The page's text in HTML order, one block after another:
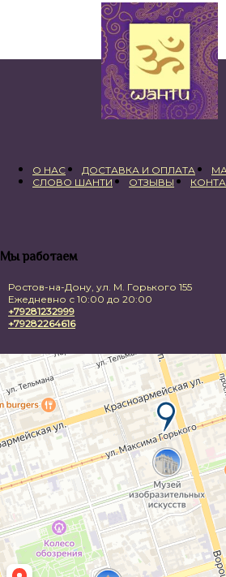
280,00 ₽.
О НАС ДОСТАВКА И ОПЛАТА
СЛОВО ШАНТИ
ОТЗЫВЫ
Мы работаем
Ростов-на-Дону, ул. М. Горького 155
Ежедневно с 10:00 до 20:00
+79281232999
+79282264616